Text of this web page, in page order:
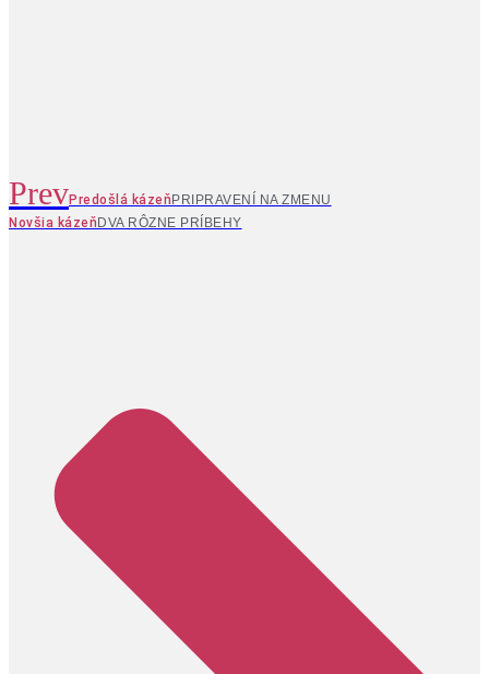
PrevPredošlá kázeňPRIPRAVENÍ NA ZMENU
Novšia kázeňDVA RÔZNE PRÍBEHY